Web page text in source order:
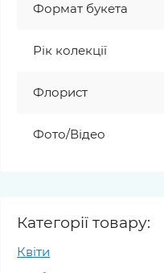
Формат букета
Рік колекції
Флорист
Фото/Відео
Категорії товару:
Квіти